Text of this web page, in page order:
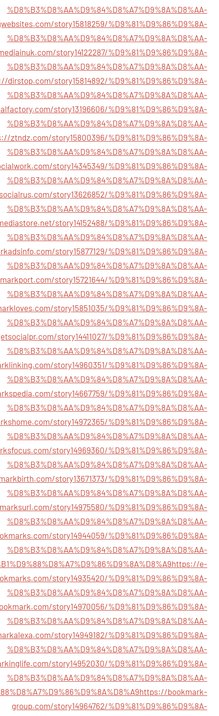
%D8%B3%D8%AA%D9%84%D8%A7%D9%8A%D8%AA-
story15818259/%D9%81%D9%86%D9%8A-
%D8%B3%D8%AA%D9%84%D8%A7%D9%8A%D8%AA-
story14122287/%D9%81%D9%86%D9%8A-
%D8%B3%D8%AA%D9%84%D8%A7%D9%8A%D8%AA-
dirstop.com/story15814892/%D9%81%D9%86%D9%8A-
%D8%B3%D8%AA%D9%84%D8%A7%D9%8A%D8%AA-
story13196606/%D9%81%D9%86%D9%8A-
%D8%B3%D8%AA%D9%84%D8%A7%D9%8A%D8%AA-
ztndz.com/story15800396/%D9%81%D9%86%D9%8A-
%D8%B3%D8%AA%D9%84%D8%A7%D9%8A%D8%AA-
story14345349/%D9%81%D9%86%D9%8A-
%D8%B3%D8%AA%D9%84%D8%A7%D9%8A%D8%AA-
story13626852/%D9%81%D9%86%D9%8A-
%D8%B3%D8%AA%D9%84%D8%A7%D9%8A%D8%AA-
story14152488/%D9%81%D9%86%D9%8A-
%D8%B3%D8%AA%D9%84%D8%A7%D9%8A%D8%AA-
story15877129/%D9%81%D9%86%D9%8A-
%D8%B3%D8%AA%D9%84%D8%A7%D9%8A%D8%AA-
story15721644/%D9%81%D9%86%D9%8A-
%D8%B3%D8%AA%D9%84%D8%A7%D9%8A%D8%AA-
story15851035/%D9%81%D9%86%D9%8A-
%D8%B3%D8%AA%D9%84%D8%A7%D9%8A%D8%AA-
story14411027/%D9%81%D9%86%D9%8A-
%D8%B3%D8%AA%D9%84%D8%A7%D9%8A%D8%AA-
story14960351/%D9%81%D9%86%D9%8A-
%D8%B3%D8%AA%D9%84%D8%A7%D9%8A%D8%AA-
story14667759/%D9%81%D9%86%D9%8A-
%D8%B3%D8%AA%D9%84%D8%A7%D9%8A%D8%AA-
story14972365/%D9%81%D9%86%D9%8A-
%D8%B3%D8%AA%D9%84%D8%A7%D9%8A%D8%AA-
story14969360/%D9%81%D9%86%D9%8A-
%D8%B3%D8%AA%D9%84%D8%A7%D9%8A%D8%AA-
story13671373/%D9%81%D9%86%D9%8A-
%D8%B3%D8%AA%D9%84%D8%A7%D9%8A%D8%AA-
story14975580/%D9%81%D9%86%D9%8A-
%D8%B3%D8%AA%D9%84%D8%A7%D9%8A%D8%AA-
story14944059/%D9%81%D9%86%D9%8A-
%D8%B3%D8%AA%D9%84%D8%A7%D9%8A%D8%AA-
https://e-
story14935420/%D9%81%D9%86%D9%8A-
%D8%B3%D8%AA%D9%84%D8%A7%D9%8A%D8%AA-
story14970056/%D9%81%D9%86%D9%8A-
%D8%B3%D8%AA%D9%84%D8%A7%D9%8A%D8%AA-
story14949182/%D9%81%D9%86%D9%8A-
%D8%B3%D8%AA%D9%84%D8%A7%D9%8A%D8%AA-
story14952030/%D9%81%D9%86%D9%8A-
%D8%B3%D8%AA%D9%84%D8%A7%D9%8A%D8%AA-
https://bookmark-
group.com/story14964762/%D9%81%D9%86%D9%8A-